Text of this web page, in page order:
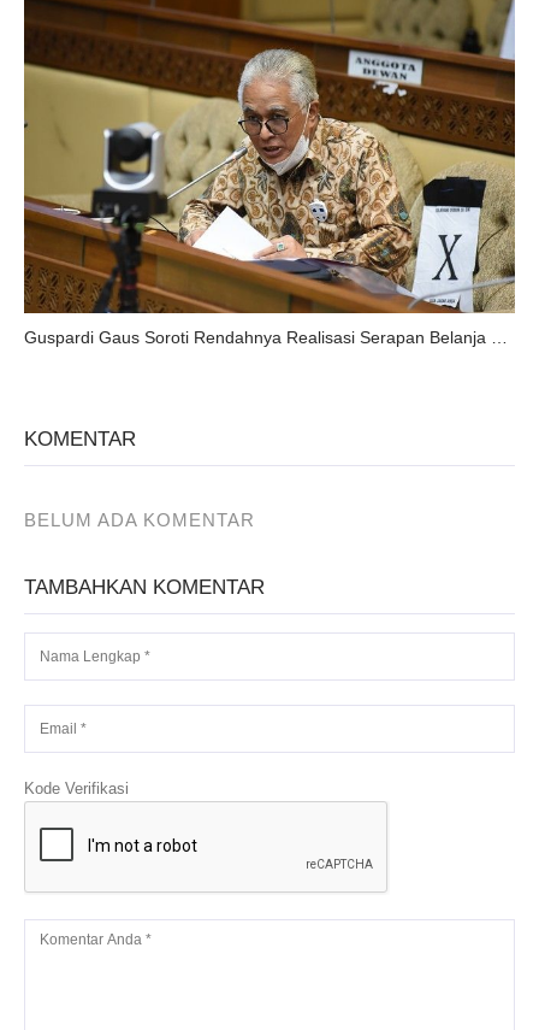
KOMENTAR
BELUM ADA KOMENTAR
TAMBAHKAN KOMENTAR
Kode Verifikasi